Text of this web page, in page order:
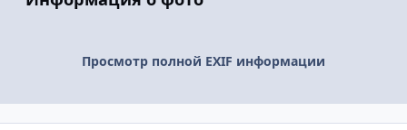
Просмотр полной EXIF информации